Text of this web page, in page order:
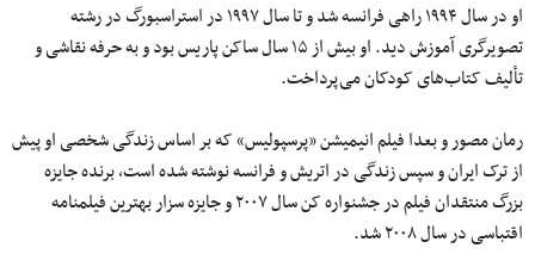
او در سال ۱۹۹۴ راهی فرانسه شد و تا سال ۱۹۹۷ در استراسبورگ در رشته
تصویرگری آموزش دید. او بیش از ۱۵ سال ساکن پاریس بود و به حرفه نقاشی و
تألیف کتاب‌های کودکان می‌پرداخت.
رمان مصور و بعدا فیلم انیمیشن «پرسپولیس» که بر اساس زندگی شخصی او پیش
از ترک ایران و سپس زندگی در اتریش و فرانسه نوشته شده است، برنده جایزه
بزرگ منتقدان فیلم در جشنواره کن سال ۲۰۰۷ و جایزه سزار بهترین فیلمنامه
اقتباسی در سال ۲۰۰۸ شد.